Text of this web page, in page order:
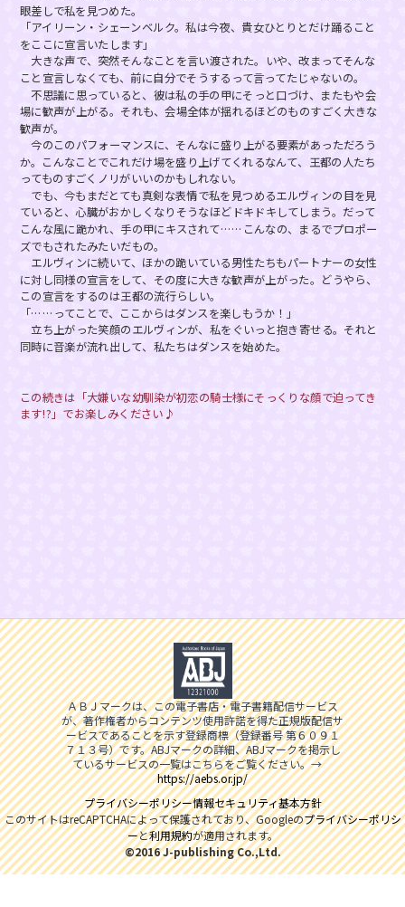
眼差しで私を見つめた。
「アイリーン・シェーンベルク。私は今夜、貴女ひとりとだけ踊ること
をここに宣言いたします」
大きな声で、突然そんなことを言い渡された。いや、改まってそんな
こと宣言しなくても、前に自分でそうするって言ってたじゃないの。
不思議に思っていると、彼は私の手の甲にそっと口づけ、またもや会
場に歓声が上がる。それも、会場全体が揺れるほどのものすごく大きな
歓声が。
今のこのパフォーマンスに、そんなに盛り上がる要素があっただろう
か。こんなことでこれだけ場を盛り上げてくれるなんて、王都の人たち
ってものすごくノリがいいのかもしれない。
でも、今もまだとても真剣な表情で私を見つめるエルヴィンの目を見
ていると、心臓がおかしくなりそうなほどドキドキしてしまう。だって
こんな風に跪かれ、手の甲にキスされて……こんなの、まるでプロポー
ズでもされたみたいだもの。
エルヴィンに続いて、ほかの跪いている男性たちもパートナーの女性
に対し同様の宣言をして、その度に大きな歓声が上がった。どうやら、
この宣言をするのは王都の流行らしい。
「……ってことで、ここからはダンスを楽しもうか！」
立ち上がった笑顔のエルヴィンが、私をぐいっと抱き寄せる。それと
同時に音楽が流れ出して、私たちはダンスを始めた。
この続きは「大嫌いな幼馴染が初恋の騎士様にそっくりな顔で迫ってき
ます!?」でお楽しみください♪
ＡＢＪマークは、この電子書店・電子書籍配信サービス
が、著作権者からコンテンツ使用許諾を得た正規版配信サ
ービスであることを示す登録商標（登録番号 第６０９１
７１３号）です。ABJマークの詳細、ABJマークを掲示し
ているサービスの一覧はこちらをご覧ください。→
https://aebs.or.jp/
プライバシーポリシー情報セキュリティ基本方針
このサイトはreCAPTCHAによって保護されており、Googleのプライバシーポリシ
ーと利用規約が適用されます。
©2016 J-publishing Co.,Ltd.